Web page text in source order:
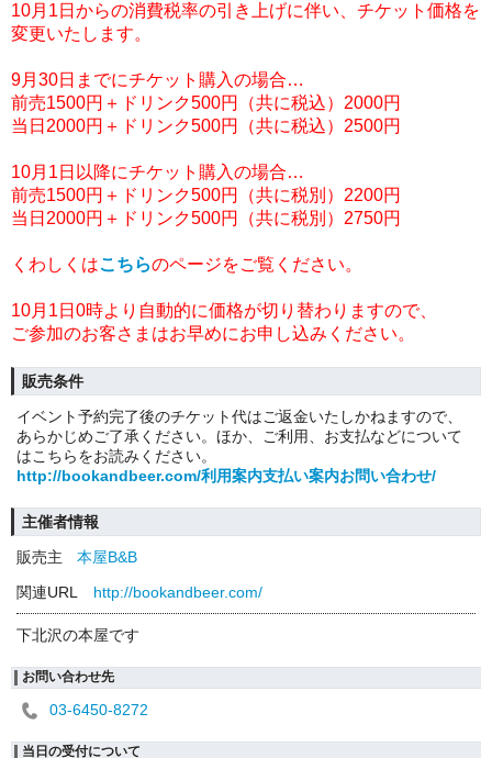
10月1日からの消費税率の引き上げに伴い、チケット価格を
変更いたします。
9月30日までにチケット購入の場合…
前売1500円＋ドリンク500円（共に税込）2000円
当日2000円＋ドリンク500円（共に税込）2500円
10月1日以降にチケット購入の場合…
前売1500円＋ドリンク500円（共に税別）2200円
当日2000円＋ドリンク500円（共に税別）2750円
くわしくはこちらのページをご覧ください。
10月1日0時より自動的に価格が切り替わりますので、
ご参加のお客さまはお早めにお申し込みください。
販売条件
イベント予約完了後のチケット代はご返金いたしかねますので、
あらかじめご了承ください。ほか、ご利用、お支払などについて
はこちらをお読みください。
http://bookandbeer.com/利用案内支払い案内お問い合わせ/
主催者情報
販売主
本屋B&B
関連URL
http://bookandbeer.com/
下北沢の本屋です
お問い合わせ先
03-6450-8272
当日の受付について